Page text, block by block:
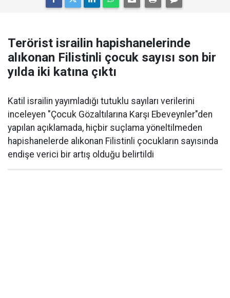
Terörist israilin hapishanelerinde
alıkonan Filistinli çocuk sayısı son bir
yılda iki katına çıktı
Katil israilin yayımladığı tutuklu sayıları verilerini
inceleyen "Çocuk Gözaltılarına Karşı Ebeveynler"den
yapılan açıklamada, hiçbir suçlama yöneltilmeden
hapishanelerde alıkonan Filistinli çocukların sayısında
endişe verici bir artış olduğu belirtildi